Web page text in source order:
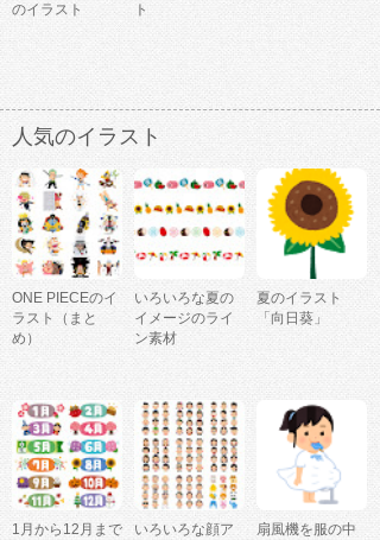
のイラスト
ト
人気のイラスト
ONE PIECEのイ
ラスト（まと
め）
いろいろな夏の
イメージのライ
ン素材
夏のイラスト
「向日葵」
1月から12月まで
いろいろな顔ア
扇風機を服の中